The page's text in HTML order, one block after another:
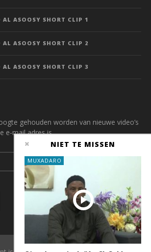
AL ASOOSY SHORT CLIP 1
AL ASOOSY SHORT CLIP 2
AL ASOOSY SHORT CLIP 3
gehouden worden van nieuwe video’s
e-mail adres is.
NIET TE MISSEN
MUXADARO